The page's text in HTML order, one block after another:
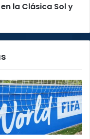
la Clásica Sol y